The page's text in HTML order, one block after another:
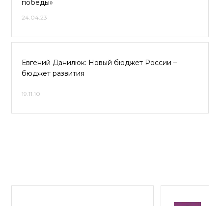
победы»
24.04.23
Евгений Данилюк: Новый бюджет России –
бюджет развития
19.11.10